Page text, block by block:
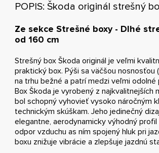
POPIS: Škoda originál strešný
Ze sekce Strešné boxy - Dlhé
od 160 cm
Strešný box Škoda originál je veľmi
praktický box. Pýši sa väčšou nosnosťou
na trhu bežné a patrí medzi veľmi odolné
Box Škoda je vyrobený z najkvalitnejších
bol schopný vyhovieť vysoko náročným
technickým skúškam. Jeho jedinečný
elegantne, aerodynamicky výhodný profil
odpor vzduchu as ním spojený hluk pri
boxu znižuje vibrácie a zlepšuje jazdnú